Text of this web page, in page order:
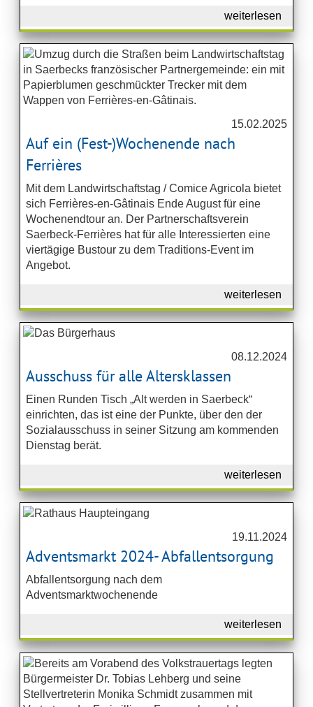
weiterlesen
Auf ein (Fest-)Wochenende nach
Ferrières
15.02.2025
Mit dem Landwirtschaftstag / Comice Agricola bietet
sich Ferrières-en-Gâtinais Ende August für eine
Wochenendtour an. Der Partnerschaftsverein
Saerbeck-Ferrières hat für alle Interessierten eine
viertägige Bustour zu dem Traditions-Event im
Angebot.
weiterlesen
Ausschuss für alle Altersklassen
08.12.2024
Einen Runden Tisch „Alt werden in Saerbeck“
einrichten, das ist eine der Punkte, über den der
Sozialausschuss in seiner Sitzung am kommenden
Dienstag berät.
weiterlesen
Adventsmarkt 2024- Abfallentsorgung
19.11.2024
Abfallentsorgung nach dem
Adventsmarktwochenende
weiterlesen